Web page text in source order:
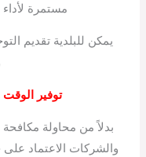
مستمرة
يمكن للبلدية تقديم
توفير الوقت
بدلاً من محاولة
والشركات الاعتماد